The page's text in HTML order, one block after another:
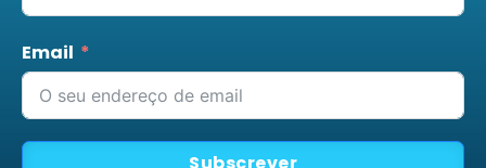
Email